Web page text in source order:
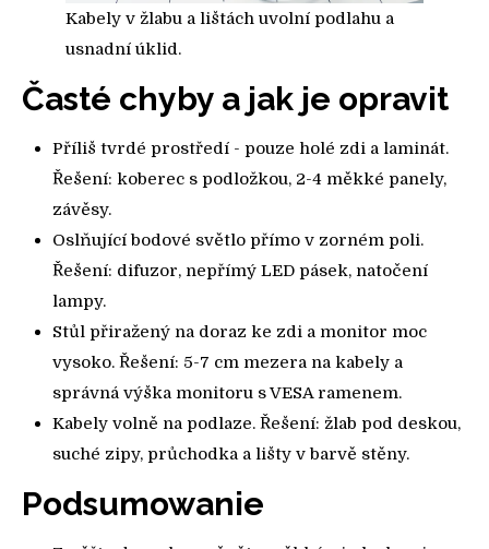
Kabely v žlabu a lištách uvolní podlahu a
usnadní úklid.
Časté chyby a jak je opravit
Příliš tvrdé prostředí - pouze holé zdi a laminát.
Řešení: koberec s podložkou, 2-4 měkké panely,
závěsy.
Oslňující bodové světlo přímo v zorném poli.
Řešení: difuzor, nepřímý LED pásek, natočení
lampy.
Stůl přiražený na doraz ke zdi a monitor moc
vysoko. Řešení: 5-7 cm mezera na kabely a
správná výška monitoru s VESA ramenem.
Kabely volně na podlaze. Řešení: žlab pod deskou,
suché zipy, průchodka a lišty v barvě stěny.
Podsumowanie